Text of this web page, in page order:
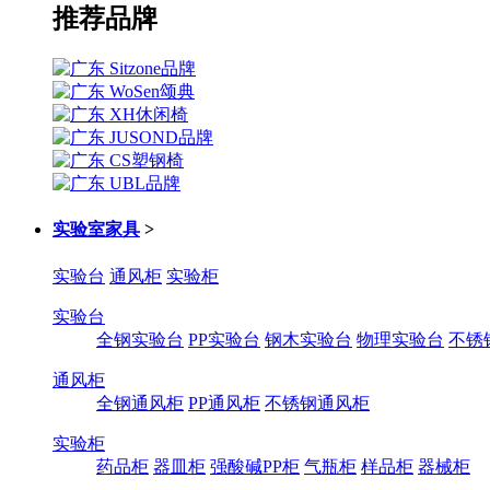
推荐品牌
实验室家具 >
实验台 通风柜 实验柜
实验台
全钢实验台 PP实验台 钢木实验台 物理实验台 不锈
通风柜
全钢通风柜 PP通风柜 不锈钢通风柜
实验柜
药品柜 器皿柜 强酸碱PP柜 气瓶柜 样品柜 器械柜